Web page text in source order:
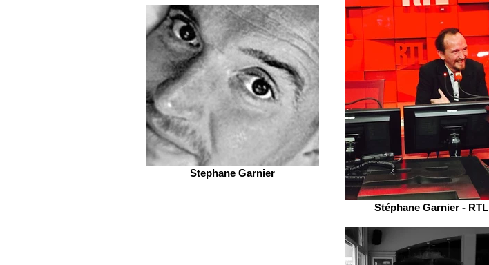
Stephane Garnier
Stéphane Garnier - RTL